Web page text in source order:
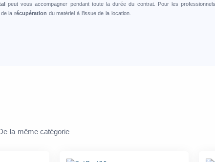
peut vous accompagner pendant toute la durée du contrat. Pour les
la récupération du matériel à l’issue de la location.
la même catégorie